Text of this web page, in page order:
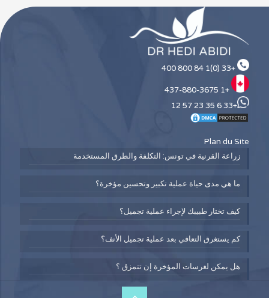
+33 (0)1 84 800 400
+1 437-880-3675
+33 6 35 23 57 12
Plan du Site
زراعة القرنية في تونس: التكلفة والطرق المستخدمة
ما هي مدى حياة عملية تكبير وتحسين مؤخرة؟
كيف تختار طبيبك لإجراء عملية تجميل؟
كم يستغرق التعافي بعد عملية تجميل الأنف؟
هل يمكن لغرسات المؤخرة إن تتمزق ؟